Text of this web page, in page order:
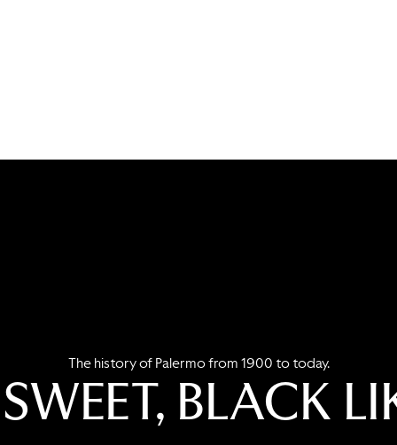
The history of Palermo from 1900 to today.
BLACK